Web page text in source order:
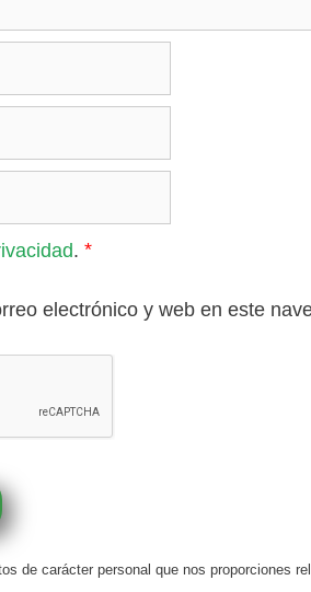
. *
electrónico y web en este
de carácter personal que nos proporciones